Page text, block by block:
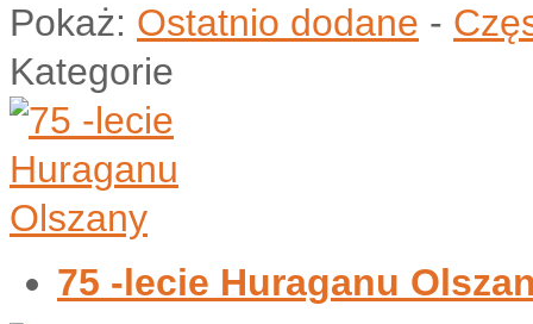
Pokaż: Ostatnio dodane -
Kategorie
75 -lecie Huraganu